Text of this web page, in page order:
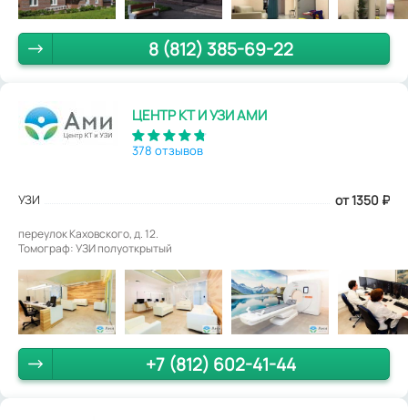
8 (812) 385-69-22
ЦЕНТР КТ И УЗИ АМИ
378 отзывов
УЗИ от 1350 ₽
переулок Каховского, д. 12.
Томограф: УЗИ полуоткрытый
+7 (812) 602-41-44